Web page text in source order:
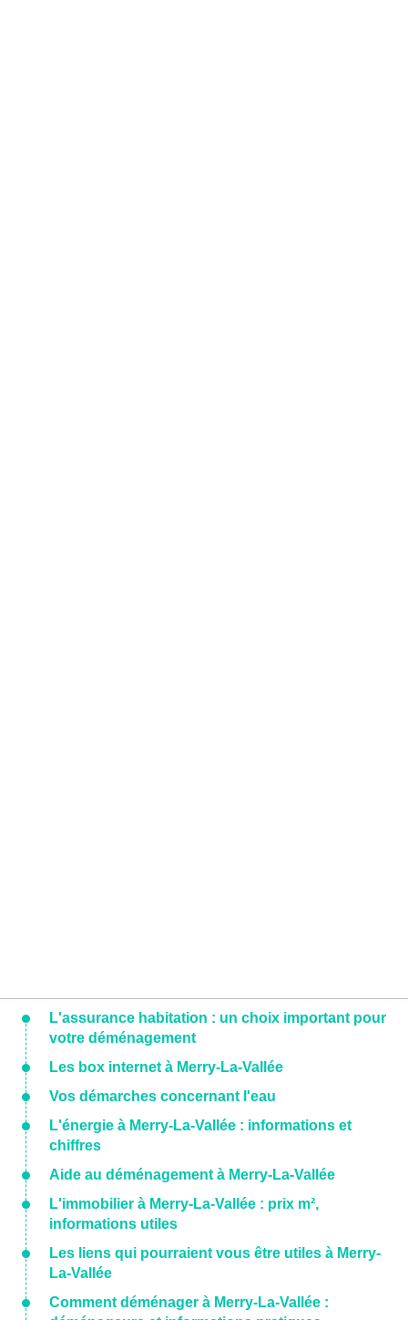
L'assurance habitation : un choix important pour
votre déménagement
Les box internet à Merry-La-Vallée
Vos démarches concernant l'eau
L'énergie à Merry-La-Vallée : informations et
chiffres
Aide au déménagement à Merry-La-Vallée
L'immobilier à Merry-La-Vallée : prix m²,
informations utiles
Les liens qui pourraient vous être utiles à Merry-
La-Vallée
Comment déménager à Merry-La-Vallée :